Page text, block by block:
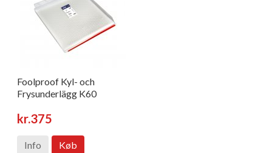
Foolproof Kyl- och
Frysunderlägg K60
kr.375
Info Køb